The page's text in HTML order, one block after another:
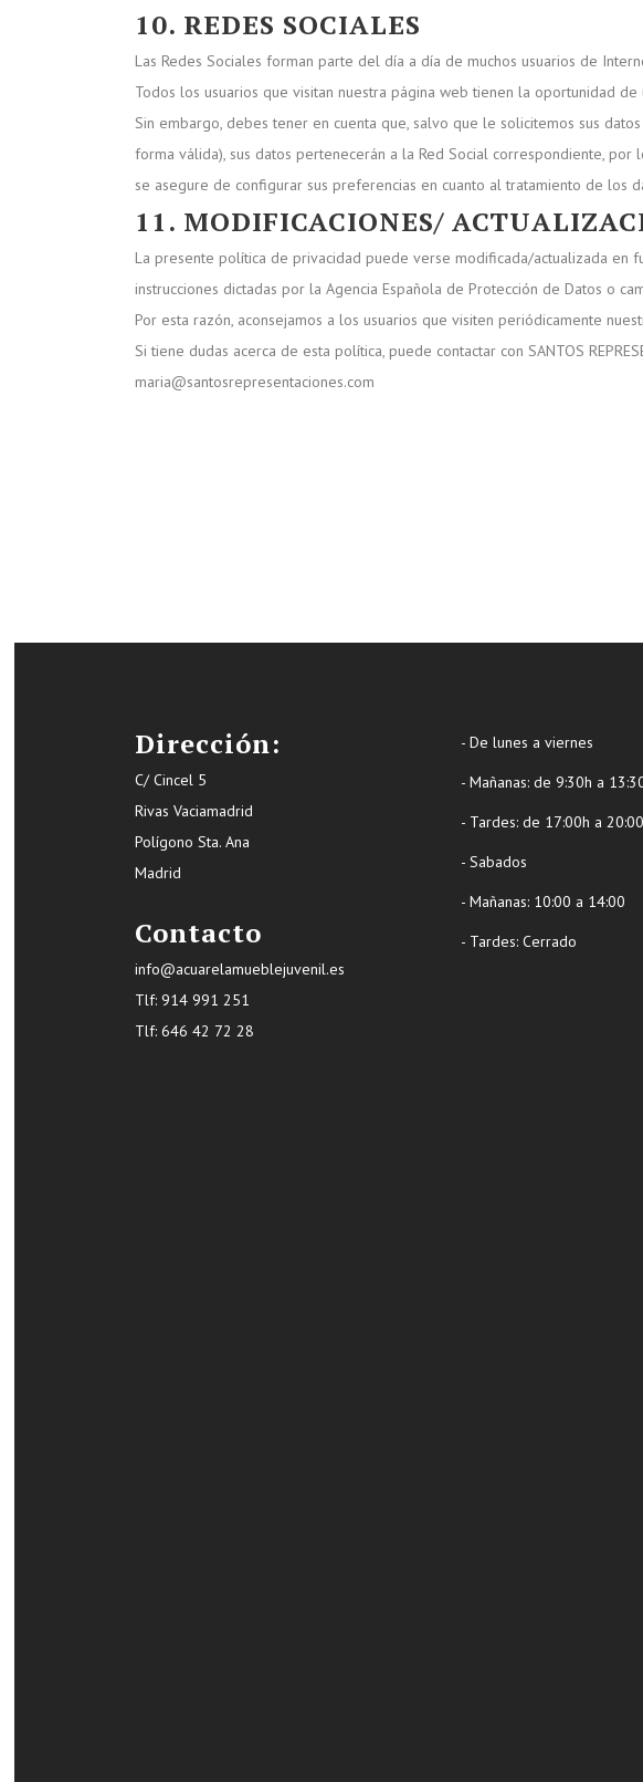
10. REDES SOCIALES
Las Redes Sociales forman parte del día a día de muchos usuarios de
Todos los usuarios que visitan nuestra página web tienen la oportunidad
Sin embargo, debes tener en cuenta que, salvo que le solicitemos sus
forma válida), sus datos pertenecerán a la Red Social correspondiente,
se asegure de configurar sus preferencias en cuanto al tratamiento de los
11. MODIFICACIONES/
La presente política de privacidad puede verse modificada/actualizada en
instrucciones dictadas por la Agencia Española de Protección de Datos o
Por esta razón, aconsejamos a los usuarios que visiten periódicamente
Si tiene dudas acerca de esta política, puede contactar con SANTOS
maria@santosrepresentaciones.com
Dirección:
C/ Cincel 5
Rivas Vaciamadrid
Polígono Sta. Ana
Madrid
Contacto
info@acuarelamueblejuvenil.es
Tlf: 914 991 251
Tlf: 646 42 72 28
- De lunes a viernes
- Mañanas: de 9:30h a
- Tardes: de 17:00h a
- Sabados
- Mañanas: 10:00 a 14:00
- Tardes: Cerrado